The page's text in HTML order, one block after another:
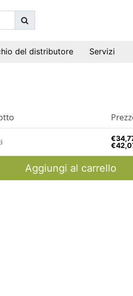
del distributore Servizi
Aggiungi al carrello